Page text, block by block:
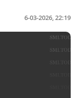
6-03-2026, 22:19